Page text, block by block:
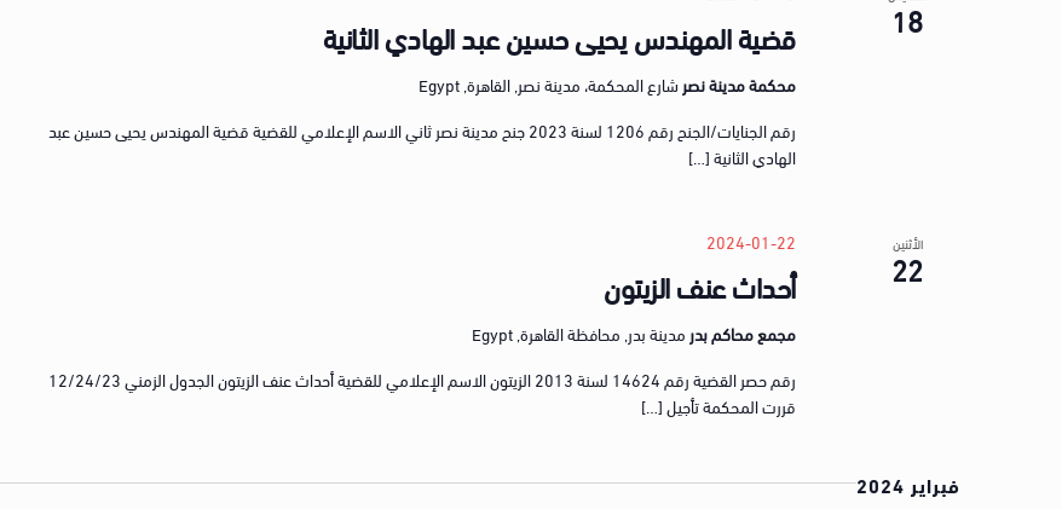
18 قضية المهندس يحيى حسين عبد الهادي الثانية
محكمة مدينة نصر شارع المحكمة، مدينة نصر‬, القاهرة‬, Egypt
رقم الجنايات/الجنح رقم 1206 لسنة 2023 جنح مدينة نصر ثاني الاسم الإعلامي للقضية قضية المهندس يحيى حسين عبد
الهادي الثانية […]
الأثنين
22 أحداث عنف الزيتون
2024-01-22
مجمع محاكم بدر مدينة بدر, محافظة القاهرة, Egypt
رقم حصر القضية رقم 14624 لسنة 2013 الزيتون الاسم الإعلامي للقضية أحداث عنف الزيتون الجدول الزمني 12/24/23
قررت المحكمة تأجيل […]
فبراير 2024